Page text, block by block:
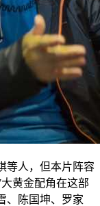
等人，但本片阵容
黄金配角在这部
、陈国坤、罗家